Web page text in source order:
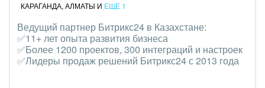
Изготовление памятников и мемориальных
комплексов
Инвестиционный бизнес
КАРАГАНДА, АЛМАТЫ И ЕЩЕ 1
Ведущий партнер Битрикс24 в Казахстане:
✅11+ лет опыта развития бизнеса
✅Более 1200 проектов, 300 интеграций и настроек
✅Лидеры продаж решений Битрикс24 с 2013 года